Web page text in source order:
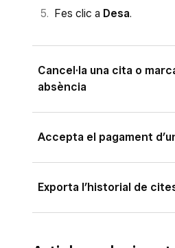
Fes clic a Desa.
Cancel·la una cita o
absència
A la pàginaDetalls de
a absència
Accepta el pagament
A la pàginaDetalls de
Exporta l’historial de